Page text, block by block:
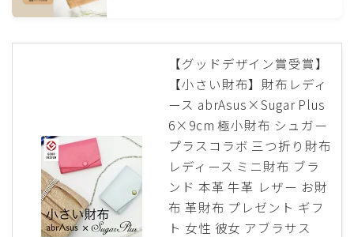
【グッドデザイン賞受賞】
【小さい財布】財布レディ
ース abrAsus×Sugar Plus
6×9cm 極小財布 シュガー
プラスコラボ 三つ折り財布
レディース ミニ財布 ブラ
ンド 本革 牛革 レザー お財
布 革財布 プレゼント ギフ
ト 女性 彼女 アブラサス